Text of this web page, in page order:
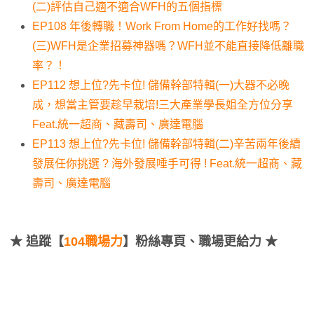
(二)評估自己適不適合WFH的五個指標
EP108 年後轉職！Work From Home的工作好找嗎？
(三)WFH是企業招募神器嗎？WFH並不能直接降低離職
率？！
EP112 想上位?先卡位! 儲備幹部特輯(一)大器不必晚
成，想當主管要趁早栽培!三大產業學長姐全方位分享
Feat.統一超商、藏壽司、廣達電腦
EP113 想上位?先卡位! 儲備幹部特輯(二)辛苦兩年後續
發展任你挑選 ? 海外發展唾手可得 ! Feat.統一超商、藏
壽司、廣達電腦
★ 追蹤【104職場力】粉絲專頁、職場更給力 ★